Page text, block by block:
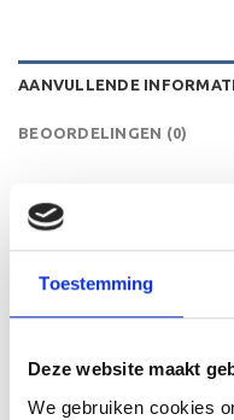
Toestemming
Deze website maakt
We gebruiken cookies
AANVULLENDE
BEOORDELINGEN (0)
HOOGTE
LEVERTIJD